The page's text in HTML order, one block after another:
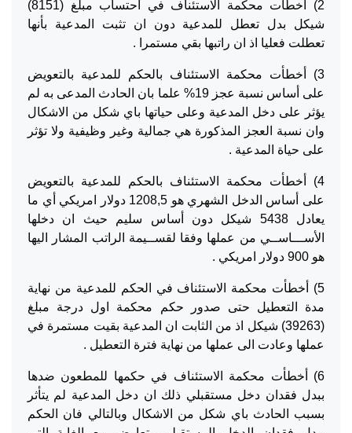
2) أخطأت محكمة الاستئناف في احتساب مبلغ (8151)
شيكل بدل تعطل للمدعية دون ان تثبت المدعية بأنها
تعطلت فعليا اذ ان راتبها بقي مستمرا .
3) أخطأت محكمة الاستئناف بالحكم للمدعية بالتعويض
على أساس نسبة عجز 19% علما بان الحادث المدعى به لم
يؤثر على دخل المدعية وعلى حياتها باي شكل من الاشكال
وان نسبة العجز المذكورة هي جمالية وغير وظيفية ولا تؤثر
على حياة المدعية .
4) أخطأت محكمة الاستئناف بالحكم للمدعية بالتعويض
على أساس الدخل الشهري هو 1208,5 دولار امريكي أي ما
يعادل 5438 شيكل دون أساس سليم حيث ان دخلها
الأســـاســي من عملها وفقا لقســيمة الراتب المشار اليها
هو 900 دولار امريكي .
5) أخطأت محكمة الاستئناف في الحكم للمدعية من نهاية
مدة التعطيل حتى صدور حكم محكمة اول درجة مبلغ
(39263) شيكل اذ من الثابت ان المدعية بقيت مستمرة في
عملها وعادت الى عملها من نهاية فترة التعطيل .
6) أخطأت محكمة الاستئناف في حكمها للمطعون ضدها
ببدل فقدان دخل مستقبلي ذلك ان دخل المدعية لم يتأثر
بسبب الحادث باي شكل من الاشكال وبالتالي فان الحكم